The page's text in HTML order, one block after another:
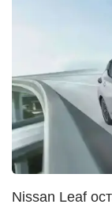
Nissan Leaf